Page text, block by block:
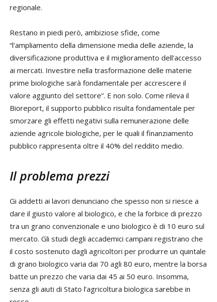
regionale.
Restano in piedi però, ambiziose sfide, come
“l'ampliamento della dimensione media delle aziende, la
diversificazione produttiva e il miglioramento dell'accesso
ai mercati. Investire nella trasformazione delle materie
prime biologiche sarà fondamentale per accrescere il
valore aggiunto del settore”. E non solo. Come rileva il
Bioreport, il supporto pubblico risulta fondamentale per
smorzare gli effetti negativi sulla remunerazione delle
aziende agricole biologiche, per le quali il finanziamento
pubblico rappresenta oltre il 40% del reddito medio.
Il problema prezzi
Gi addetti ai lavori denunciano che spesso non si riesce a
dare il giusto valore al biologico, e che la forbice di prezzo
tra un grano convenzionale e uno biologico è di 10 euro sul
mercato. Gli studi degli accademici campani registrano che
il costo sostenuto dagli agricoltori per produrre un quintale
di grano biologico varia dai 70 agli 80 euro, mentre la borsa
batte un prezzo che varia dai 45 ai 50 euro. Insomma,
senza gli aiuti di Stato l’agricoltura biologica sarebbe in